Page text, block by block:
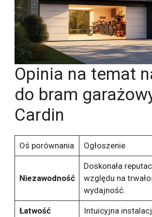
Opinia na temat
do bram
Cardin
Oś porównania Ogłoszenie
Niezawodność
Doskonała
względu na
wydajność.
Łatwość
Intuicyjna